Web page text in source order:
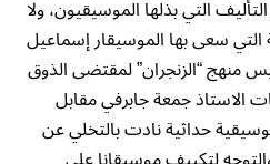
التي بذلها الموسيقيون، ولا
التي سعى بها الموسيقار إسماعيل
منهج “الزنجران” لمقتضى الذوق
الاستاذ جمعة جابرفي مقابل
حداثية نادت بالتخلي عن